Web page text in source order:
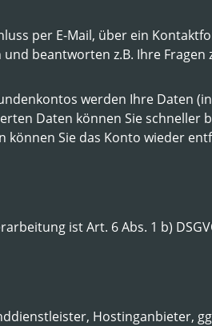
per E-Mail, über ein
beantworten z.B. Ihre Fragen
werden Ihre Daten
Daten können Sie schneller
können Sie das Konto wieder
ist Art. 6 Abs. 1 b)
Hostinganbieter,